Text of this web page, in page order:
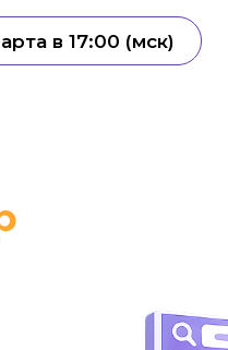
в 17:00 (мск)